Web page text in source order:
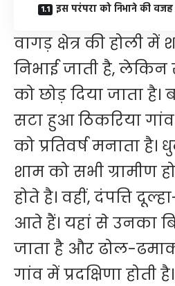
इस परंपरा को निभाने की वजह
वागड़ क्षेत्र की होली में
निभाई जाती है, लेकिन
को छोड़ दिया जाता है।
सटा हुआ ठिकरिया
को प्रतिवर्ष मनाता
शाम को सभी ग्रामीण
होते है। वहीं, दंपत्ति
आते हैं। यहां से उनका
जाता है और ढोल-
गांव में प्रदक्षिणा होती